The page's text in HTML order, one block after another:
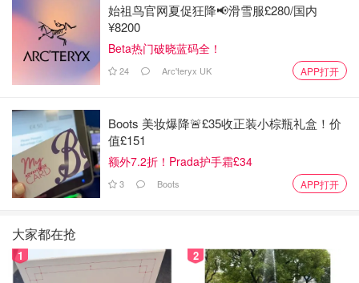
始祖鸟官网夏促狂降📢滑雪服£280/国内
¥8200
Beta热门破晓蓝码全！
24 Arc'teryx UK APP打开
Boots 美妆爆降🚨£35收正装小棕瓶礼盒！价
值£151
额外7.2折！Prada护手霜£34
3 Boots APP打开
大家都在抢
1 2